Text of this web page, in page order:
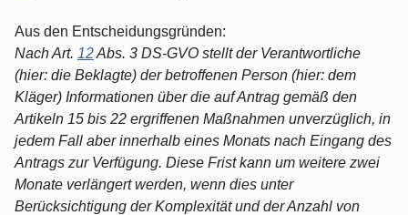
Aus den Entscheidungsgründen:
Nach Art. 12Abs. 3 DS-GVO stellt der Verantwortliche
(hier: die Beklagte) der betroffenen Person (hier: dem
Kläger) Informationen über die auf Antrag gemäß den
Artikeln 15 bis 22 ergriffenen Maßnahmen unverzüglich, in
jedem Fall aber innerhalb eines Monats nach Eingang des
Antrags zur Verfügung. Diese Frist kann um weitere zwei
Monate verlängert werden, wenn dies unter
Berücksichtigung der Komplexität und der Anzahl von